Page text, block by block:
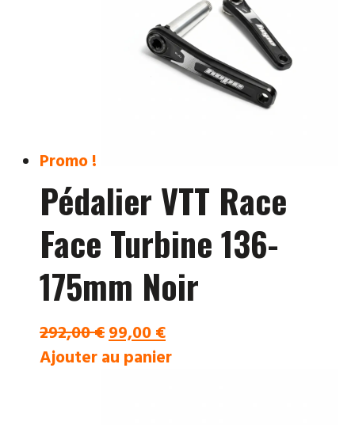
Promo !
Pédalier VTT Race
Face Turbine 136-
175mm Noir
292,00€Le
prix
99,00€Le
prix
Ajouter au panier